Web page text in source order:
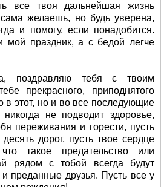
все твоя дальнейшая жизнь
сама желаешь, но будь уверена,
и помогу, если понадобится.
мой праздник, а с бедой легче
поздравляю тебя с твоим
прекрасного, приподнятого
в этот, но и во все последующие
не подводит здоровье,
переживания и горести, пусть
дорог, пусть твое сердце
такое предательство или
рядом с тобой всегда будут
преданные друзья. Пусть все у